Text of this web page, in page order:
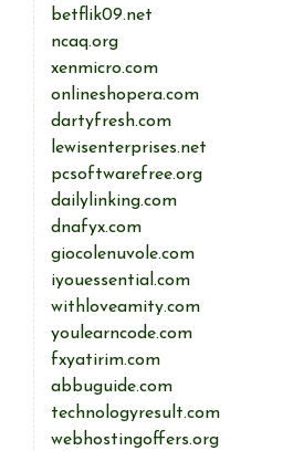
betflik09.net
ncaq.org
xenmicro.com
onlineshopera.com
dartyfresh.com
lewisenterprises.net
pcsoftwarefree.org
dailylinking.com
dnafyx.com
giocolenuvole.com
iyouessential.com
withloveamity.com
youlearncode.com
fxyatirim.com
abbuguide.com
technologyresult.com
webhostingoffers.org